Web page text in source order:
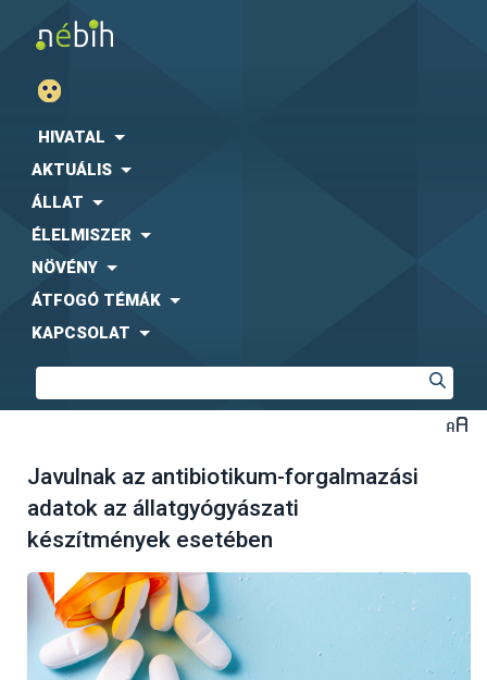
HIVATAL
AKTUÁLIS
ÁLLAT
ÉLELMISZER
NÖVÉNY
ÁTFOGÓ TÉMÁK
KAPCSOLAT
Javulnak az antibiotikum-forgalmazási
adatok az állatgyógyászati
készítmények esetében